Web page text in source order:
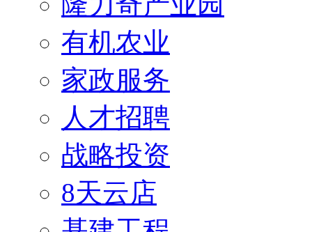
有机农业
家政服务
人才招聘
战略投资
8天云店